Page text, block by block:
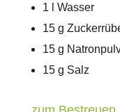
1 l Wasser
15 g
15 g
15 g Salz